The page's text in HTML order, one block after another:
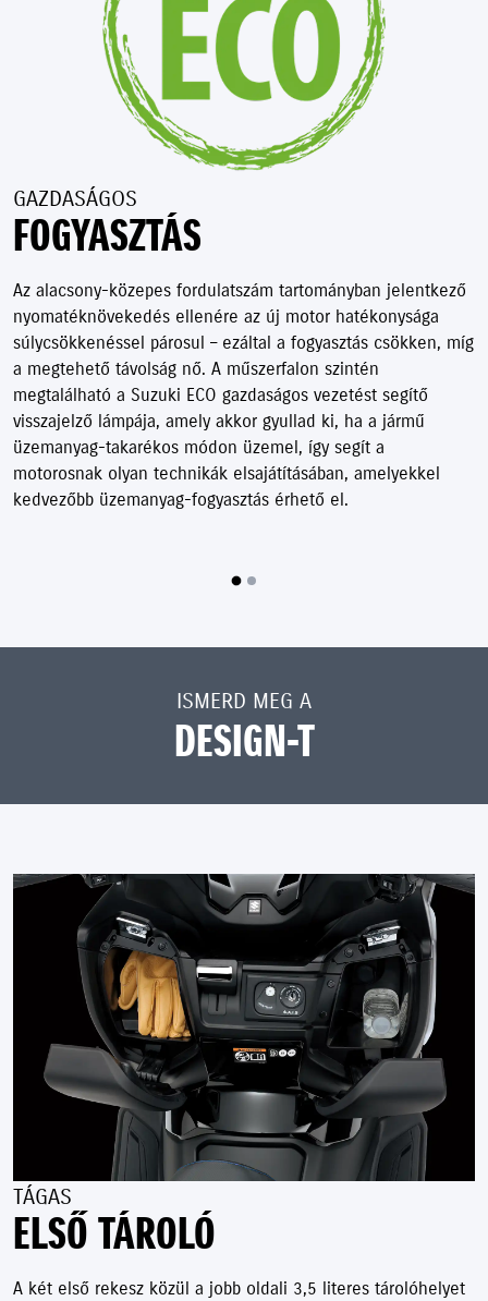
GAZDASÁGOS
FOGYASZTÁS
Az alacsony-közepes fordulatszám tartományban jelentkező
nyomatéknövekedés ellenére az új motor hatékonysága
súlycsökkenéssel párosul – ezáltal a fogyasztás csökken, míg
a megtehető távolság nő. A műszerfalon szintén
megtalálható a Suzuki ECO gazdaságos vezetést segítő
visszajelző lámpája, amely akkor gyullad ki, ha a jármű
üzemanyag-takarékos módon üzemel, így segít a
motorosnak olyan technikák elsajátításában, amelyekkel
kedvezőbb üzemanyag-fogyasztás érhető el.
ISMERD MEG A
DESIGN-T
TÁGAS
ELSŐ TÁROLÓ
A két első rekesz közül a jobb oldali 3,5 literes tárolóhelyet